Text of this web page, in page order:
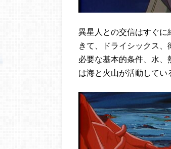
異星人との交信はすぐに
きて、ドライシックス
必要な基本的条件、水
は海と火山が活動してい